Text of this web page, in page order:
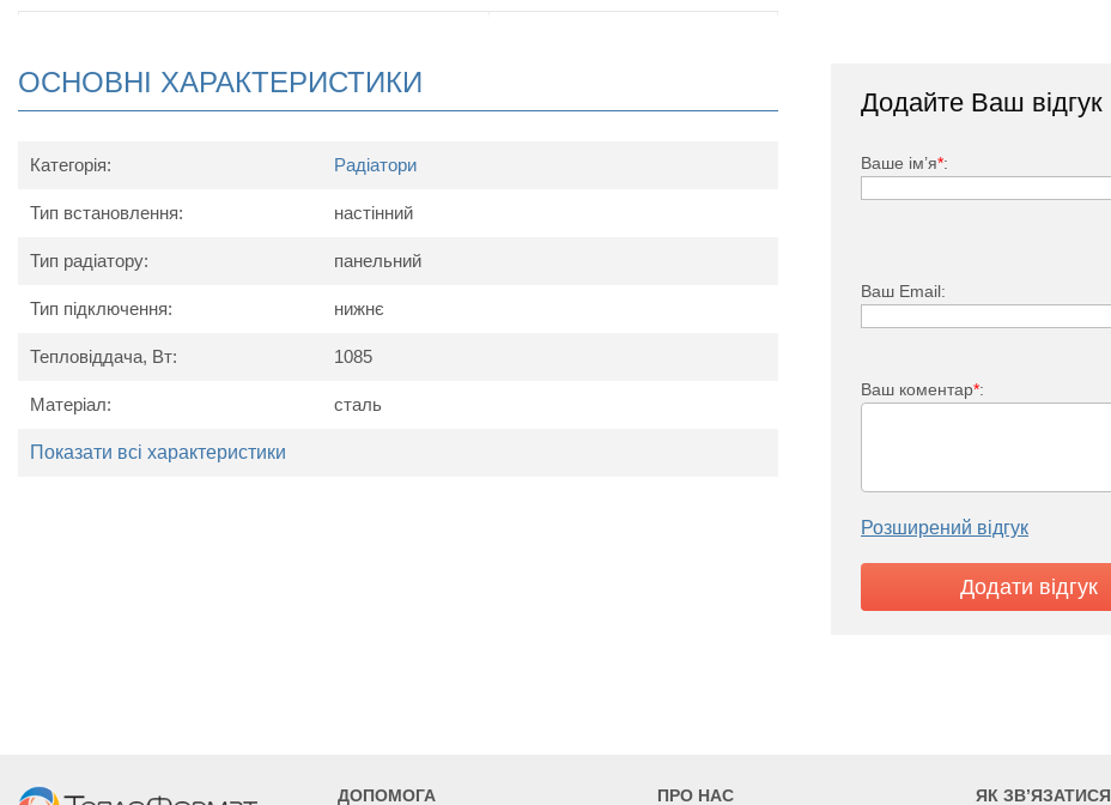
Максимальна температура носія, ºС
Максимальний робочий тиск, бар
Підключення
Висота, мм
Глибина, мм
Вага, кг
ОСНОВНІ ХАРАКТЕРИСТИКИ
Категорія: Радіатори
Тип встановлення: настінний
Тип радіатору: панельний
Тип підключення: нижнє
Тепловіддача, Вт: 1085
Матеріал: сталь
Показати всі характеристики
Додайте Ваш відгук
Ваше ім’я*:
Ваш Email:
Ваш коментар*:
Розширений відгук
ДОПОМОГА ПРО НАС ЯК ЗВ’ЯЗАТИСЯ